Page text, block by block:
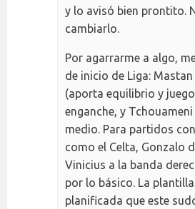
y lo avisó bien prontito.
cambiarlo.
Por agarrarme a algo,
de inicio de Liga:
(aporta equilibrio y
enganche, y
medio. Para partidos
como el Celta, Gonzalo
Vinicius a la banda
por lo básico. La
planificada que este